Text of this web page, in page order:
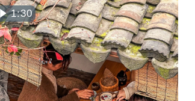
1:30